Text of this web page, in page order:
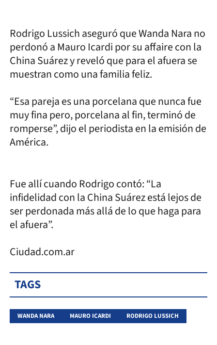
Rodrigo Lussich aseguró que Wanda Nara no
perdonó a Mauro Icardi por su affaire con la
China Suárez y reveló que para el afuera se
muestran como una familia feliz.
“Esa pareja es una porcelana que nunca fue
muy fina pero, porcelana al fin, terminó de
romperse”, dijo el periodista en la emisión de
América.
Fue allí cuando Rodrigo contó: “La
infidelidad con la China Suárez está lejos de
ser perdonada más allá de lo que haga para
el afuera”.
Ciudad.com.ar
TAGS
WANDA NARA MAURO ICARDI RODRIGO LUSSICH